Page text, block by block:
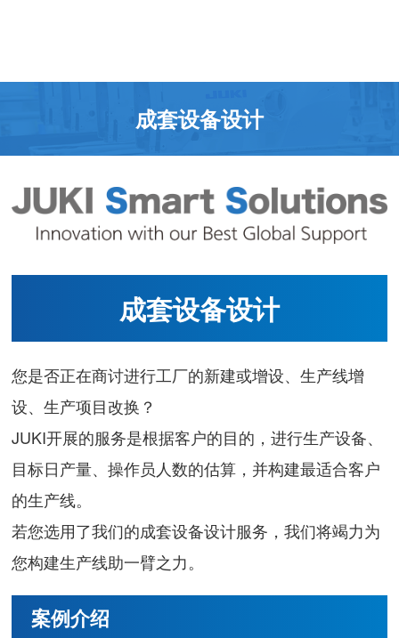
成套设备设计
成套设备设计
您是否正在商讨进行工厂的新建或增设、生产线增
设、生产项目改换？
JUKI开展的服务是根据客户的目的，进行生产设备、
目标日产量、操作员人数的估算，并构建最适合客户
的生产线。
若您选用了我们的成套设备设计服务，我们将竭力为
您构建生产线助一臂之力。
案例介绍